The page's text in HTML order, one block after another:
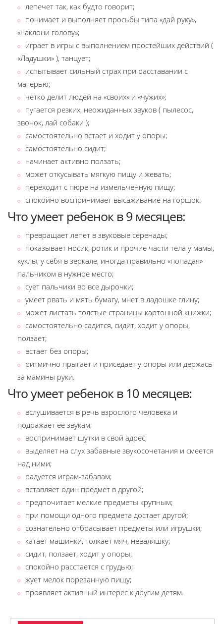
лепечет так, как будто говорит;
понимает и выполняет просьбы типа «дай руку»,
«наклони голову»;
играет в игры с выполнением простейших действий (
«Ладушки» ), танцует;
испытывает сильный страх при расставании с
матерью;
четко делит людей на «своих» и «чужих»;
пугается резких, неожиданных звуков ( пылесос,
звонок, лай собаки );
самостоятельно встает и ходит у опоры;
самостоятельно сидит;
начинает активно ползать;
может откусывать мягкую пищу и жевать;
переходит с пюре на измельченную пищу;
спокойно воспринимает высаживание на горшок.
Что умеет ребенок в 9 месяцев:
превращает лепет в звуковые серенады;
показывает носик, ротик и прочие части тела у мамы,
куклы, у себя в зеркале, иногда правильно «попадая»
пальчиком в нужное место;
сует пальчики во все дырочки;
умеет рвать и мять бумагу, мнет в ладошке глину;
может листать толстые страницы картонной книжки;
самостоятельно садится, сидит, ходит у опоры,
ползает;
встает без опоры;
ритмично прыгает и приседает у опоры или держась
за мамины руки.
Что умеет ребенок в 10 месяцев:
вслушивается в речь взрослого человека и
подражает ее звукам;
воспринимает шутки в свой адрес;
выделяет на слух забавные звукосочетания и смеется
над ними;
радуется играм-забавам;
вставляет один предмет в другой;
предпочитает мелкие предметы крупным;
при помощи одного предмета достает другой;
сознательно отбрасывает предметы или игрушки;
катает машинки, толкает мяч, неваляшку;
сидит, ползает, ходит у опоры;
спокойно расстается с грудью;
жует мелок порезанную пищу;
проявляет активный интерес к другим детям.